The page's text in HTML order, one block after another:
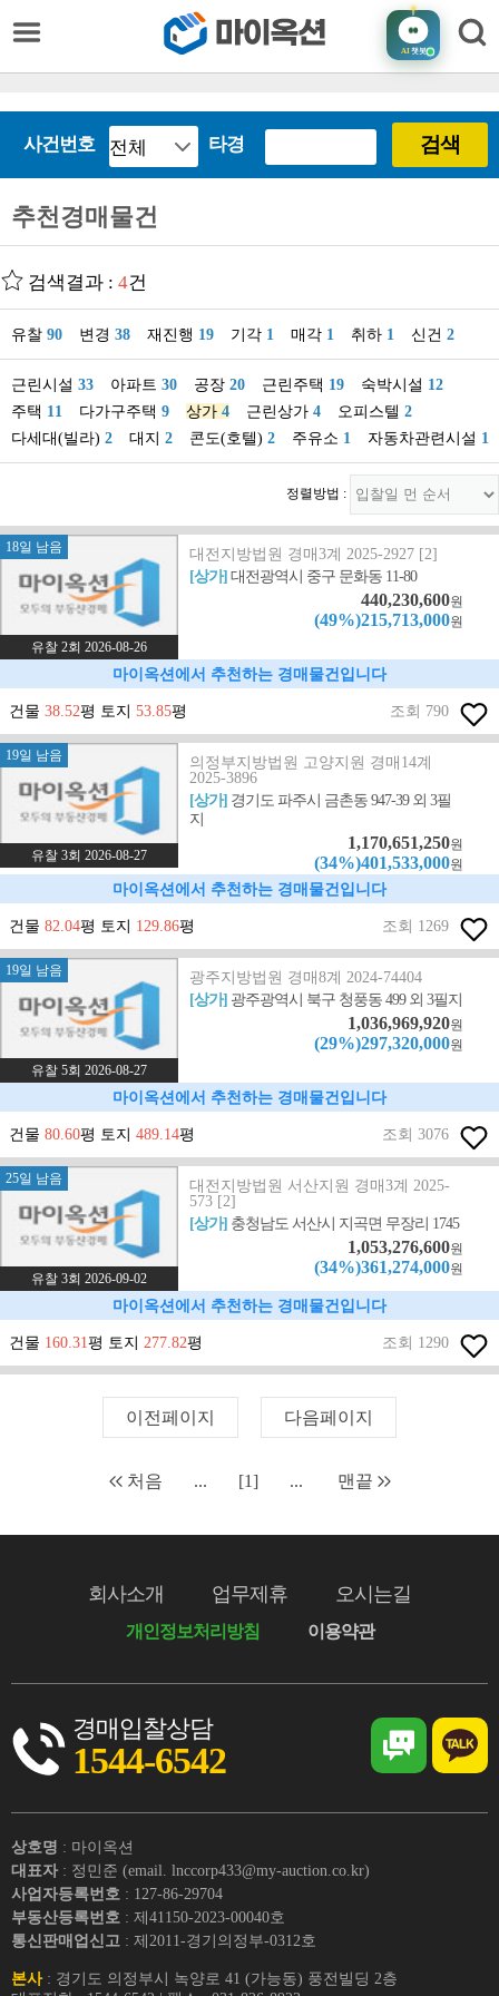
AI챗봇
사건번호 타경 검색
추천경매물건
검색결과 : 4건
유찰 90 변경 38 재진행 19 기각 1 매각 1 취하 1 신건 2
근린시설 33 아파트 30 공장 20 근린주택 19 숙박시설 12
주택 11 다가구주택 9 상가 4 근린상가 4 오피스텔 2
다세대(빌라) 2 대지 2 콘도(호텔) 2 주유소 1 자동차관련시설 1
정렬방법 :
18일 남음
유찰 2회 2026-08-26
대전지방법원 경매3계 2025-2927 [2]
[상가]대전광역시 중구 문화동 11-80
440,230,600원
(49%)215,713,000원
마이옥션에서 추천하는 경매물건입니다
건물 38.52평 토지 53.85평 조회 790
19일 남음
유찰 3회 2026-08-27
의정부지방법원 고양지원 경매14계
2025-3896
[상가] 경기도 파주시 금촌동 947-39 외 3필
지
1,170,651,250원
(34%)401,533,000원
마이옥션에서 추천하는 경매물건입니다
건물 82.04평 토지 129.86평 조회 1269
19일 남음
유찰 5회 2026-08-27
광주지방법원 경매8계 2024-74404
[상가] 광주광역시 북구 청풍동 499 외 3필지
1,036,969,920원
(29%)297,320,000원
마이옥션에서 추천하는 경매물건입니다
건물 80.60평 토지 489.14평 조회 3076
25일 남음
유찰 3회 2026-09-02
대전지방법원 서산지원 경매3계 2025-
573 [2]
[상가] 충청남도 서산시 지곡면 무장리 1745
1,053,276,600원
(34%)361,274,000원
마이옥션에서 추천하는 경매물건입니다
건물 160.31평 토지 277.82평 조회 1290
이전페이지 다음페이지
처음 ... [1] ... 맨끝
회사소개 업무제휴 오시는길
개인정보처리방침 이용약관
경매입찰상담
1544-6542
상호명 : 마이옥션
대표자 : 정민준 (email. lnccorp433@my-auction.co.kr)
사업자등록번호 : 127-86-29704
부동산등록번호 : 제41150-2023-00040호
통신판매업신고 : 제2011-경기의정부-0312호
본사: 경기도 의정부시 녹양로 41 (가능동) 풍전빌딩 2층